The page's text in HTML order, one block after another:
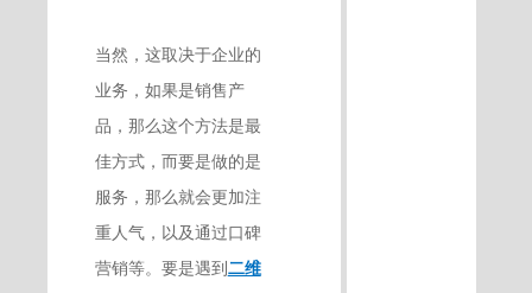
当然，这取决于企业的
业务，如果是销售产
品，那么这个方法是最
佳方式，而要是做的是
服务，那么就会更加注
重人气，以及通过口碑
营销等。要是遇到 二维